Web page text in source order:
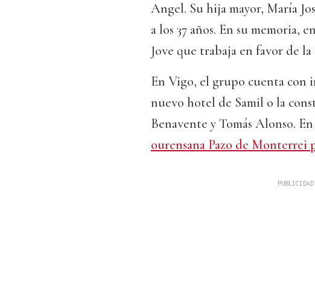
Angel. Su hija mayor, María
a los 37 años. En su memoria,
Jove que trabaja en favor de
En Vigo, el grupo cuenta con
nuevo hotel de Samil o la
Benavente y Tomás Alonso.
ourensana Pazo de Monterrei